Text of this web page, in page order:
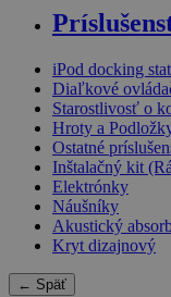
iPod docking
Diaľkové
Starostlivosť o
Hroty a
Ostatné
Inštalačný kit
Elektrónky
Náušníky
Akustický
Kryt dizajnový
← Späť